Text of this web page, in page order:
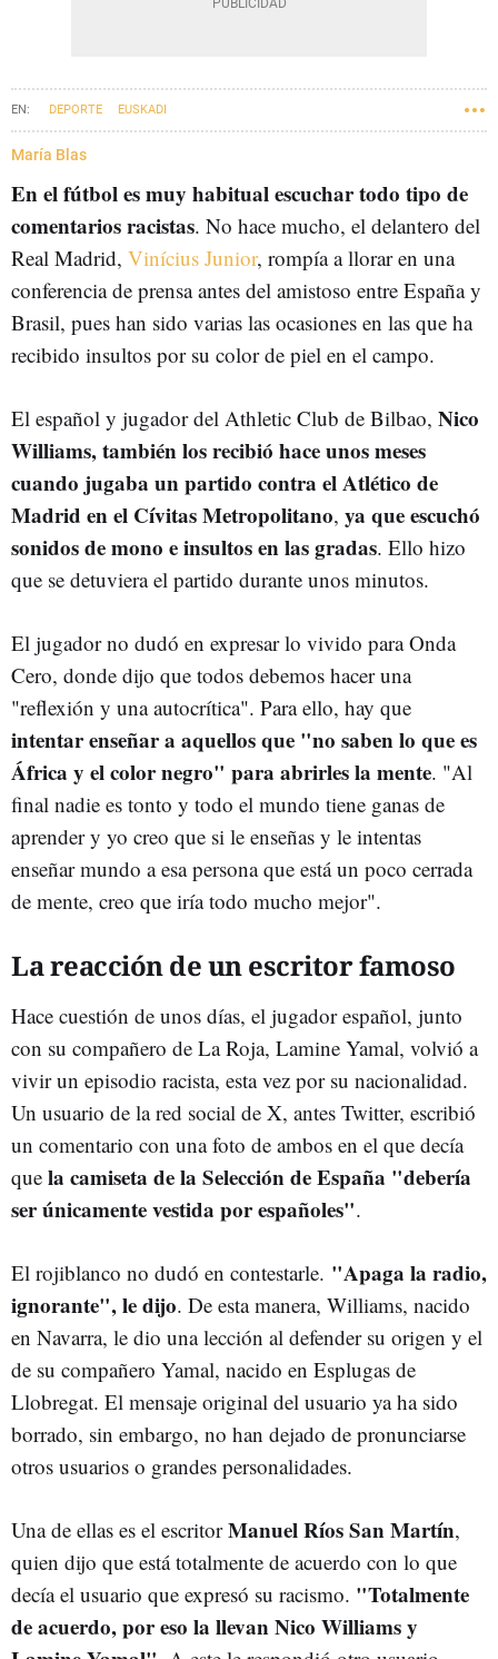
DEPORTE EUSKADI
María Blas
En el fútbol es muy habitual escuchar todo tipo de
comentarios racistas. No hace mucho, el delantero del
Real Madrid, Vinícius Junior, rompía a llorar en una
conferencia de prensa antes del amistoso entre España y
Brasil, pues han sido varias las ocasiones en las que ha
recibido insultos por su color de piel en el campo.
El español y jugador del Athletic Club de Bilbao, Nico
Williams, también los recibió hace unos meses
cuando jugaba un partido contra el Atlético de
Madrid en el Cívitas Metropolitano, ya que escuchó
sonidos de mono e insultos en las gradas. Ello hizo
que se detuviera el partido durante unos minutos.
El jugador no dudó en expresar lo vivido para Onda
Cero, donde dijo que todos debemos hacer una
"reflexión y una autocrítica". Para ello, hay que
intentar enseñar a aquellos que "no saben lo que es
África y el color negro" para abrirles la mente. "Al
final nadie es tonto y todo el mundo tiene ganas de
aprender y yo creo que si le enseñas y le intentas
enseñar mundo a esa persona que está un poco cerrada
de mente, creo que iría todo mucho mejor".
La reacción de un escritor famoso
Hace cuestión de unos días, el jugador español, junto
con su compañero de La Roja, Lamine Yamal, volvió a
vivir un episodio racista, esta vez por su nacionalidad.
Un usuario de la red social de X, antes Twitter, escribió
un comentario con una foto de ambos en el que decía
que la camiseta de la Selección de España "debería
ser únicamente vestida por españoles".
El rojiblanco no dudó en contestarle. "Apaga la radio,
ignorante", le dijo. De esta manera, Williams, nacido
en Navarra, le dio una lección al defender su origen y el
de su compañero Yamal, nacido en Esplugas de
Llobregat. El mensaje original del usuario ya ha sido
borrado, sin embargo, no han dejado de pronunciarse
otros usuarios o grandes personalidades.
Una de ellas es el escritorManuel Ríos San Martín,
quien dijo que está totalmente de acuerdo con lo que
decía el usuario que expresó su racismo. "Totalmente
de acuerdo, por eso la llevan Nico Williams y